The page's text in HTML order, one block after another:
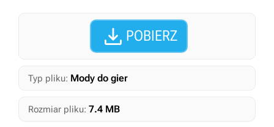
 POBIERZ
Typ pliku: Mody do gier
Rozmiar pliku: 7.4 MB